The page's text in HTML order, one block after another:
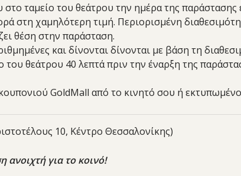
στο ταμείο του θεάτρου την ημέρα της παράστασης
στη χαμηλότερη τιμή. Περιορισμένη
θέση στην παράσταση.
και δίνονται δίνονται με βάση τη
του θεάτρου 40 λεπτά πριν την έναρξη της
GoldMall από το κινητό σου ή
10, Κέντρο Θεσσαλονίκης)
ανοιχτή για το κοινό!